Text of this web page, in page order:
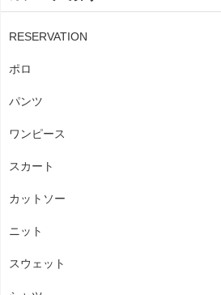
RESERVATION
ポロ
パンツ
ワンピース
スカート
カットソー
ニット
スウェット